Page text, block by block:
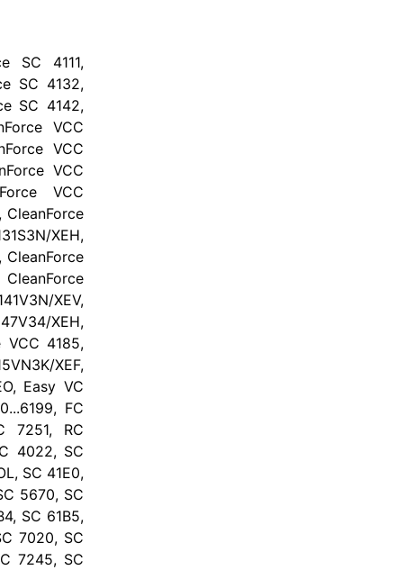
SC 4111,
SC 4132,
SC 4142,
VCC
VCC
VCC
VCC
CleanForce
XEH,
CleanForce
XEV,
XEH,
VCC 4185,
XEF,
Easy VC
FC
7251, RC
4022, SC
SC 41E0,
5670, SC
SC 61B5,
7020, SC
7245, SC